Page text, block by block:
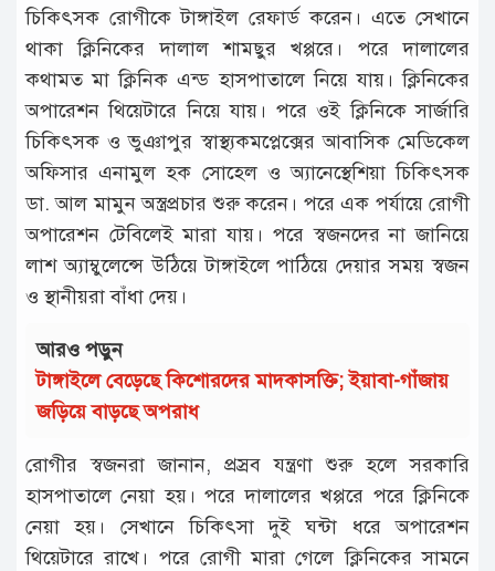
চি‌কিৎসক রো‌গীকে টাঙ্গ‌াইল রেফার্ড ক‌রেন। এ‌তে সেখা‌নে
থাকা ক্লি‌নি‌কের দালাল শামছুর খপ্পরে। প‌রে দালা‌লের
কথামত মা ক্লি‌নিক এন্ড হাসপাতা‌লে নি‌য়ে যায়। ক্লি‌নি‌কের
অপা‌রেশন থি‌য়েটারে নি‌য়ে যায়। প‌রে ওই ক্লি‌নি‌কে সার্জা‌রি
চি‌কিৎসক ও ভুঞাপুর স্বাস্থ‌্যকম‌প্লে‌ক্সের আবা‌সিক মে‌ডি‌কেল
অ‌ফিসার এনামুল হক সো‌হেল ও অ‌্যানে‌স্থে‌শিয়া চি‌কিৎসক
ডা. আল মামুন অস্ত্রপ্রচার শুরু ক‌রেন। প‌রে এক পর্যা‌য়ে রোগী
অ‌পা‌রেশন টে‌বি‌লেই মারা যায়। প‌রে স্বজন‌দের না জা‌নি‌য়ে
লাশ অ‌্যাম্বু‌লে‌ন্সে উ‌ঠি‌য়ে টাঙ্গাই‌লে পা‌ঠি‌য়ে দেয়ার সময় স্বজন
ও স্থানীয়রা বাঁধা দেয়।
আরও পড়ুন
টাঙ্গাইলে বেড়েছে কিশোরদের মাদকাসক্তি; ইয়াবা-গাঁজায়
জড়িয়ে বাড়ছে অপরাধ
রোগীর স্বজনরা জানান, প্রস্রব যন্ত্রণা শুরু হ‌লে সরকা‌রি
হাসপাতা‌লে নেয়া হয়। প‌রে দালা‌লের খপ্প‌রে প‌রে ক্লি‌নি‌কে
নেয়া হয়। সেখা‌নে চি‌কিৎসা দুই ঘন্টা ধ‌রে অপা‌রেশন
থি‌য়েটা‌রে রা‌খে। প‌রে রোগী মারা গে‌লে ক্লি‌নি‌কের সাম‌নে